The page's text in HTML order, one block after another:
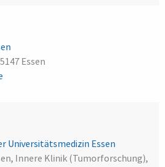
Essen
Universitätsmedizin Essen
Innere Klinik (Tumorforschung),